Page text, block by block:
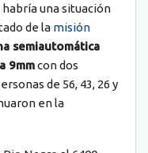
habría una situación
de la misión
semiautomática
9mmcon dos
de 56, 43, 26 y
en la